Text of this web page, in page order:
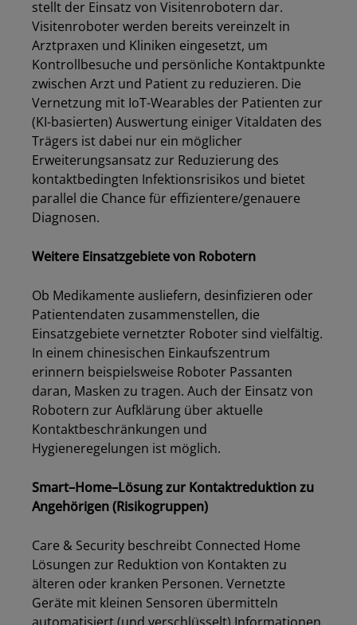
stellt der Einsatz von Visitenrobotern dar.
Visitenroboter werden bereits vereinzelt in
Arztpraxen und Kliniken eingesetzt, um
Kontrollbesuche und persönliche Kontaktpunkte
zwischen Arzt und Patient zu reduzieren. Die
Vernetzung mit IoT-Wearables der Patienten zur
(KI-basierten) Auswertung einiger Vitaldaten des
Trägers ist dabei nur ein möglicher
Erweiterungsansatz zur Reduzierung des
kontaktbedingten Infektionsrisikos und bietet
parallel die Chance für effizientere/genauere
Diagnosen.
Weitere Einsatzgebiete von Robotern
Ob Medikamente ausliefern, desinfizieren oder
Patientendaten zusammenstellen, die
Einsatzgebiete vernetzter Roboter sind vielfältig.
In einem chinesischen Einkaufszentrum
erinnern beispielsweise Roboter Passanten
daran, Masken zu tragen. Auch der Einsatz von
Robotern zur Aufklärung überaktuelle
Kontaktbeschränkungen und
Hygieneregelungen ist möglich.
Smart–Home–Lösung zur Kontaktreduktion zu
Angehörigen (Risikogruppen)
Care & Security beschreibt Connected Home
Lösungen zur Reduktion von Kontakten zu
älteren oder kranken Personen. Vernetzte
Geräte mit kleinen Sensoren übermitteln